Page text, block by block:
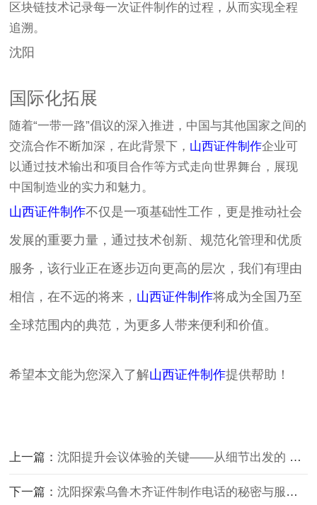
区块链技术记录每一次证件制作的过程，从而实现全程
追溯。
沈阳
国际化拓展
随着“一带一路”倡议的深入推进，中国与其他国家之间的
交流合作不断加深，在此背景下， 山西证件制作企业可
以通过技术输出和项目合作等方式走向世界舞台，展现
中国制造业的实力和魅力。
山西证件制作不仅是一项基础性工作，更是推动社会
发展的重要力量，通过技术创新、规范化管理和优质
服务，该行业正在逐步迈向更高的层次，我们有理由
相信，在不远的将来， 山西证件制作将成为全国乃至
全球范围内的典范，为更多人带来便利和价值。
希望本文能为您深入了解山西证件制作提供帮助！
上一篇：沈阳提升会议体验的关键——从细节出发的 会议证件制作
下一篇：沈阳探索乌鲁木齐证件制作电话的秘密与服务体验